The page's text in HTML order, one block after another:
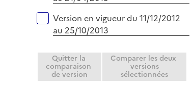
Version en vigueur du 11/12/2012
au 25/10/2013
Quitter la
comparaison
de version
Comparer les deux
versions
sélectionnées